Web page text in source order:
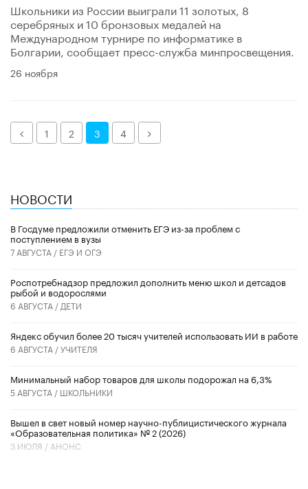
Школьники из России выиграли 11 золотых, 8
серебряных и 10 бронзовых медалей на
Международном турнире по информатике в
Болгарии, сообщает пресс-служба минпросвещения.
26 ноября
Назад1 2 3 4 Далее
НОВОСТИ
В Госдуме предложили отменить ЕГЭ из-за проблем с
поступлением в вузы
7 АВГУСТА / ЕГЭ И ОГЭ
Роспотребнадзор предложил дополнить меню школ и детсадов
рыбой и водорослями
6 АВГУСТА / ДЕТИ
​Яндекс обучил более 20 тысяч учителей использовать ИИ в работе
6 АВГУСТА /УЧИТЕЛЯ
Минимальный набор товаров для школы подорожал на 6,3%
5 АВГУСТА / ШКОЛЬНИКИ
Вышел в свет новый номер научно-публицистического журнала
«Образовательная политика» № 2 (2026)
3 ИЮЛЯ / АНОНС